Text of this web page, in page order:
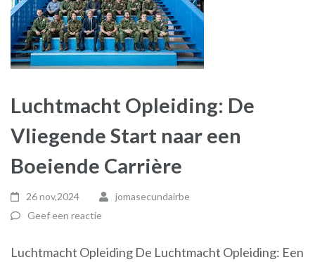
Luchtmacht Opleiding: De
Vliegende Start naar een
Boeiende Carrière
26 nov,2024
jomasecundairbe
Geef een reactie
Luchtmacht Opleiding De Luchtmacht Opleiding: Een